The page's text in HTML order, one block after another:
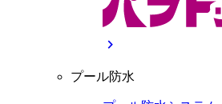
chevron_right
プール防水